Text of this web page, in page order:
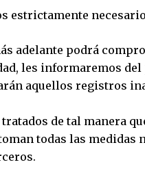
estrictamente
adelante podrá
les informaremos
aquellos registros
tratados de tal manera
todas las